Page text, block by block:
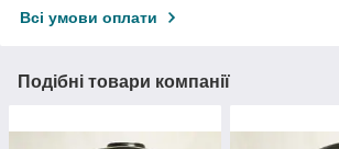
Всі умови оплати
Подібні товари компанії